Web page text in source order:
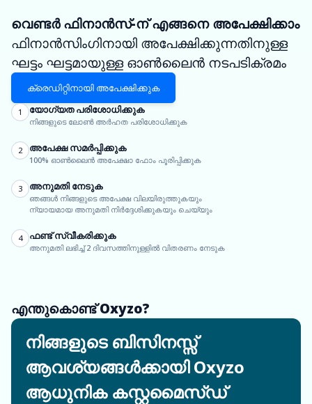
വെണ്ടർ ഫിനാൻസ്-ന് എങ്ങനെ അപേക്ഷിക്കാം
ഫിനാൻസിംഗിനായി അപേക്ഷിക്കുന്നതിനുള്ള
ഘട്ടം ഘട്ടമായുള്ള ഓൺലൈൻ നടപടിക്രമം
ക്രെഡിറ്റിനായി അപേക്ഷിക്കുക
1 യോഗ്യത പരിശോധിക്കുക
നിങ്ങളുടെ ലോൺ അർഹത പരിശോധിക്കുക
2 അപേക്ഷ സമർപ്പിക്കുക
100% ഓൺലൈൻ അപേക്ഷാ ഫോം പൂരിപ്പിക്കുക
3 അനുമതി നേടുക
ഞങ്ങൾ നിങ്ങളുടെ അപേക്ഷ വിലയിരുത്തുകയും
ന്യായമായ അനുമതി നിർദ്ദേശിക്കുകയും ചെയ്യും
4 ഫണ്ട് സ്വീകരിക്കുക
അനുമതി ലഭിച്ച് 2 ദിവസത്തിനുള്ളിൽ വിതരണം നേടുക
എന്തുകൊണ്ട് Oxyzo?
നിങ്ങളുടെ ബിസിനസ്സ്
ആവശ്യങ്ങൾക്കായി Oxyzo
ആധുനിക കസ്റ്റമൈസ്ഡ്